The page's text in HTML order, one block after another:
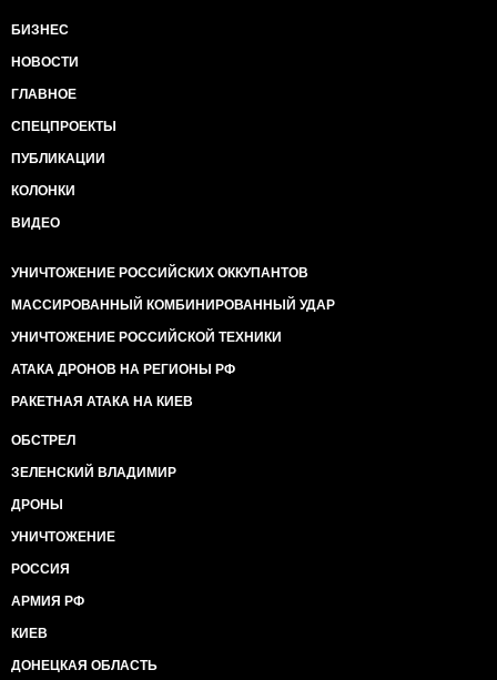
БИЗНЕС
НОВОСТИ
ГЛАВНОЕ
СПЕЦПРОЕКТЫ
ПУБЛИКАЦИИ
КОЛОНКИ
ВИДЕО
УНИЧТОЖЕНИЕ РОССИЙСКИХ ОККУПАНТОВ
МАССИРОВАННЫЙ КОМБИНИРОВАННЫЙ УДАР
УНИЧТОЖЕНИЕ РОССИЙСКОЙ ТЕХНИКИ
АТАКА ДРОНОВ НА РЕГИОНЫ РФ
РАКЕТНАЯ АТАКА НА КИЕВ
ОБСТРЕЛ
ЗЕЛЕНСКИЙ ВЛАДИМИР
ДРОНЫ
УНИЧТОЖЕНИЕ
РОССИЯ
АРМИЯ РФ
КИЕВ
ДОНЕЦКАЯ ОБЛАСТЬ